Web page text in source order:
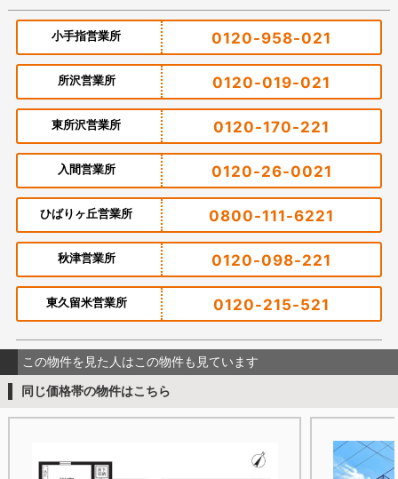
小手指営業所 0120-958-021
所沢営業所 0120-019-021
東所沢営業所 0120-170-221
入間営業所 0120-26-0021
ひばりヶ丘営業所 0800-111-6221
秋津営業所 0120-098-221
東久留米営業所 0120-215-521
この物件を見た人はこの物件も見ています
同じ価格帯の物件はこちら